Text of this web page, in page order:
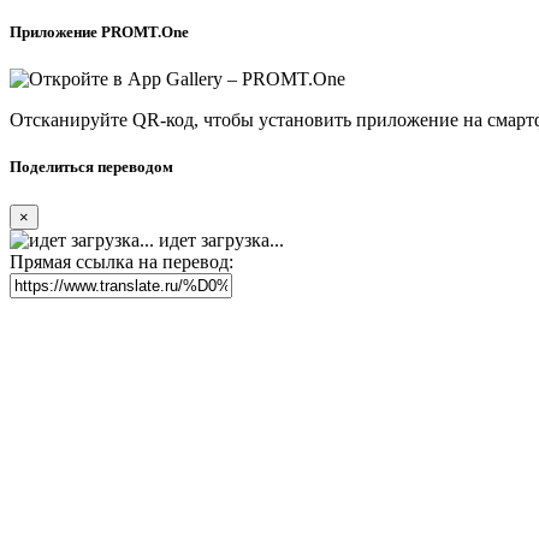
Приложение PROMT.One
Отсканируйте QR-код, чтобы установить приложение на
Поделиться переводом
×
идет загрузка...
Прямая ссылка на перевод: